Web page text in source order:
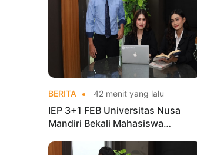
BERITA 42 menit yang lalu
IEP 3+1 FEB Universitas Nusa
Mandiri Bekali Mahasiswa